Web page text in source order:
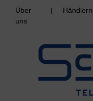
Über
uns
|